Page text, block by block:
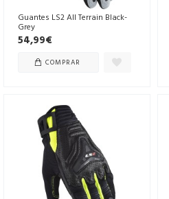
Guantes LS2 All Terrain Black-
Grey
54,99€
COMPRAR